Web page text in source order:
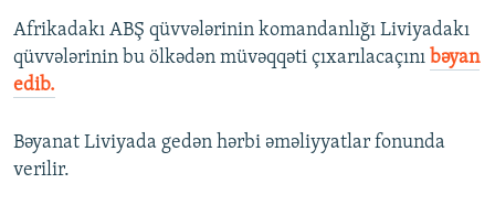
Afrikadakı ABŞ qüvvələrinin komandanlığı Liviyadakı
qüvvələrinin bu ölkədən müvəqqəti çıxarılacaçını bəyan
edib.
Bəyanat Liviyada gedən hərbi əməliyyatlar fonunda
verilir.